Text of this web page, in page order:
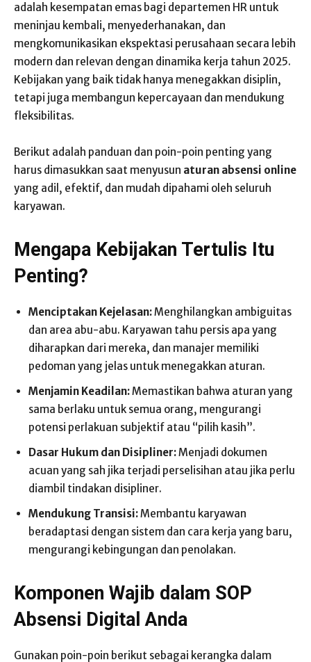
adalah kesempatan emas bagi departemen HR untuk
meninjau kembali, menyederhanakan, dan
mengkomunikasikan ekspektasi perusahaan secara lebih
modern dan relevan dengan dinamika kerja tahun 2025.
Kebijakan yang baik tidak hanya menegakkan disiplin,
tetapi juga membangun kepercayaan dan mendukung
fleksibilitas.
Berikut adalah panduan dan poin-poin penting yang
harus dimasukkan saat menyusun aturan absensi online
yang adil, efektif, dan mudah dipahami oleh seluruh
karyawan.
Mengapa Kebijakan Tertulis Itu
Penting?
Menciptakan Kejelasan:Menghilangkan ambiguitas
dan area abu-abu. Karyawan tahu persis apa yang
diharapkan dari mereka, dan manajer memiliki
pedoman yang jelas untuk menegakkan aturan.
Menjamin Keadilan:Memastikan bahwa aturan yang
sama berlaku untuk semua orang, mengurangi
potensi perlakuan subjektif atau “pilih kasih”.
Dasar Hukum dan Disipliner:Menjadi dokumen
acuan yang sah jika terjadi perselisihan atau jika perlu
diambil tindakan disipliner.
Mendukung Transisi:Membantu karyawan
beradaptasi dengan sistem dan cara kerja yang baru,
mengurangi kebingungan dan penolakan.
Komponen Wajib dalam SOP
Absensi Digital Anda
Gunakan poin-poin berikut sebagai kerangka dalam